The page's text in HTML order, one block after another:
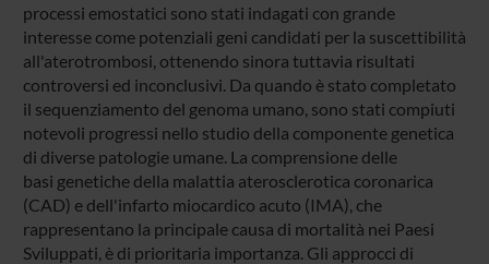
processi emostatici sono stati indagati con grande
interesse come potenziali geni candidati per la suscettibilità
all'aterotrombosi, ottenendo sinora tuttavia risultati
controversi ed inconclusivi. Da quando è stato completato
il sequenziamento del genoma umano, sono stati compiuti
notevoli progressi nello studio della componente genetica
di diverse patologie umane. La comprensione delle
basi genetiche della malattia aterosclerotica coronarica
(CAD) e dell'infarto miocardico acuto (IMA), che
rappresentano la principale causa di mortalità nei Paesi
Sviluppati, è di prioritaria importanza. Gli approcci di